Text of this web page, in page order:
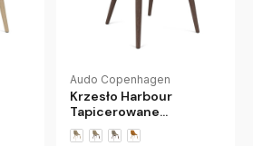
Audo Copenhagen
Krzesło Harbour
Tapicerowane
Przydymiony Dąb Dakar
0311 Audo